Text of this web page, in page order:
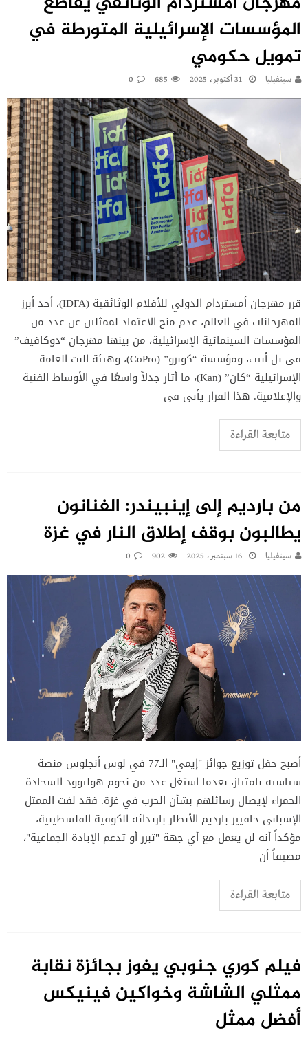
المؤسسات الإسرائيلية المتورطة في
تمويل حكومي
سينفيليا 31 أكتوبر، 2025 685
0
قرر مهرجان أمستردام الدولي للأفلام الوثائقية (IDFA)، أحد أبرز
المهرجانات في العالم، عدم منح الاعتماد لممثلين عن عدد من
المؤسسات السينمائية الإسرائيلية، من بينها مهرجان “دوكافيف”
في تل أبيب، ومؤسسة “كوبرو” (CoPro)، وهيئة البث العامة
الإسرائيلية “كان” (Kan)، ما أثار جدلاً واسعًا في الأوساط الفنية
والإعلامية. هذا القرار يأتي في
متابعة القراءة
من بارديم إلى إينبيندر: الفنانون
يطالبون بوقف إطلاق النار في غزة
سينفيليا 16 سبتمبر، 2025 902
0
أصبح حفل توزيع جوائز "إيمي" الـ77 في لوس أنجلوس منصة
سياسية بامتياز، بعدما استغل عدد من نجوم هوليوود السجادة
الحمراء لإيصال رسائلهم بشأن الحرب في غزة. فقد لفت الممثل
الإسباني خافيير بارديم الأنظار بارتدائه الكوفية الفلسطينية،
مؤكداً أنه لن يعمل مع أي جهة "تبرر أو تدعم الإبادة الجماعية"،
مضيفاً أن
متابعة القراءة
فيلم كوري جنوبي يفوز بجائزة نقابة
ممثلي الشاشة وخواكين فينيكس
أفضل ممثل